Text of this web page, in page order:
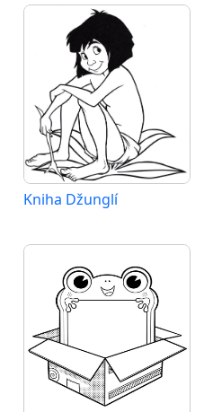
Kniha Džunglí